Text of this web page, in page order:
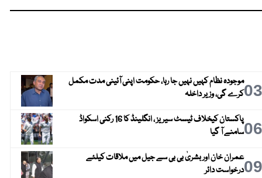
03موجودہ نظام کہیں نہیں جا رہا، حکومت اپنی آئینی مدت مکمل
کرے گی، وزیر داخلہ
06
پاکستان کیخلاف ٹیسٹ سیریز ، انگلینڈ کا 16 رکنی اسکواڈ
سامنے آ گیا
09عمران خان اور بشریٰ بی بی سے جیل میں ملاقات کیلئے
درخواست دائر